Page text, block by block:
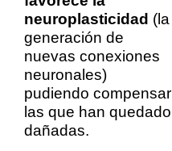
neuroplasticidad (la
generación de
nuevas conexiones
neuronales)
pudiendo compensar
las que han quedado
dañadas.